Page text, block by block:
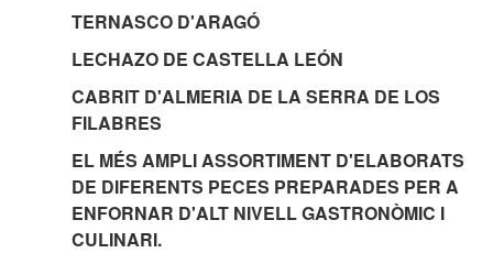
TERNASCO D'ARAGÓ
LECHAZO DE CASTELLA LEÓN
CABRIT D'ALMERIA DE LA SERRA DE LOS
FILABRES
EL MÉS AMPLI ASSORTIMENT D'ELABORATS
DE DIFERENTS PECES PREPARADES PER A
ENFORNAR D'ALT NIVELL GASTRONÒMIC I
CULINARI.